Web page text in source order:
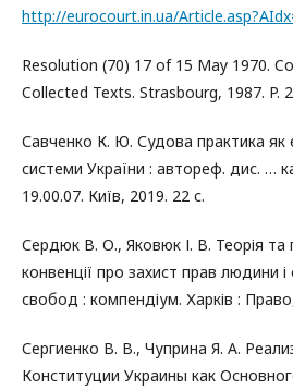
http://eurocourt.in.ua/
Resolution (70) 17 of 15 May 1970.
Collected Texts. Strasbourg, 1987. P.
Савченко К. Ю. Судова практика як
системи України : автореф. дис. …
19.00.07. Київ, 2019. 22 c.
Сердюк В. О., Яковюк І. В. Теорія та
конвенції про захист прав людини
свобод : компендіум. Харків :
Сергиенко В. В., Чуприна Я. А.
Конституции Украины как